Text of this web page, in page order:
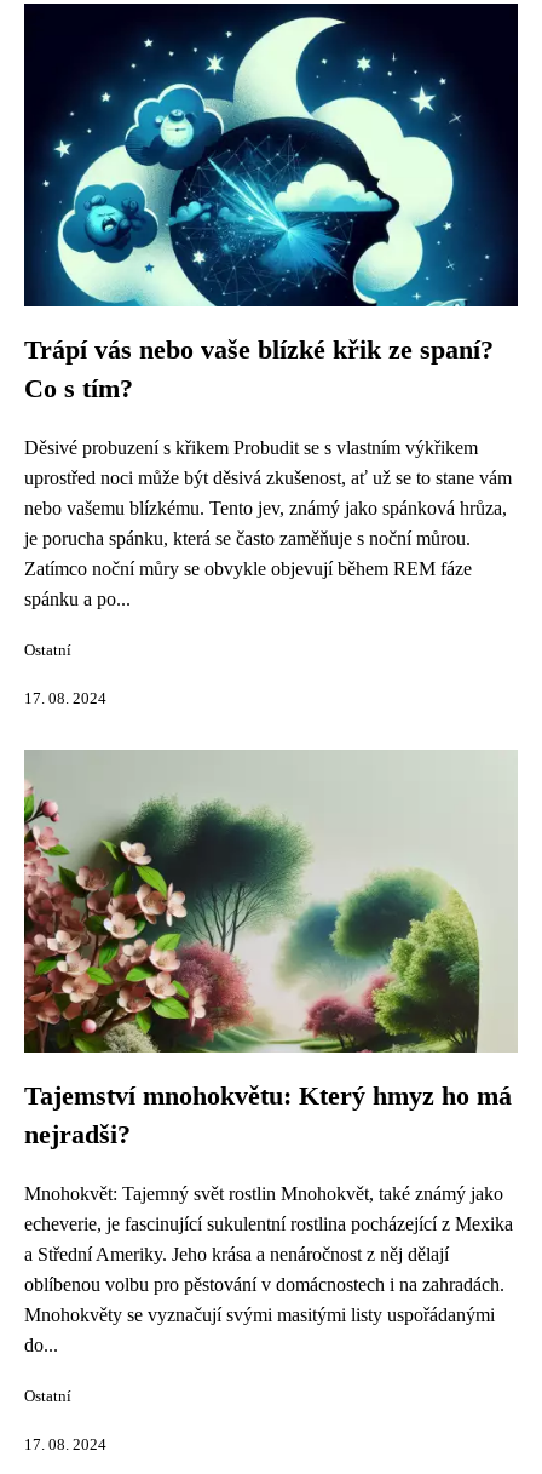
Trápí vás nebo vaše blízké křik ze spaní?
Co s tím?
Děsivé probuzení s křikem Probudit se s vlastním výkřikem
uprostřed noci může být děsivá zkušenost, ať už se to stane vám
nebo vašemu blízkému. Tento jev, známý jako spánková hrůza,
je porucha spánku, která se často zaměňuje s noční můrou.
Zatímco noční můry se obvykle objevují během REM fáze
spánku a po...
Ostatní
17. 08. 2024
Tajemství mnohokvětu: Který hmyz ho má
nejradši?
Mnohokvět: Tajemný svět rostlin Mnohokvět, také známý jako
echeverie, je fascinující sukulentní rostlina pocházející z Mexika
a Střední Ameriky. Jeho krása a nenáročnost z něj dělají
oblíbenou volbu pro pěstování v domácnostech i na zahradách.
Mnohokvěty se vyznačují svými masitými listy uspořádanými
do...
Ostatní
17. 08. 2024